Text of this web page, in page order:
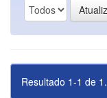
Resultado 1-1 de 1.